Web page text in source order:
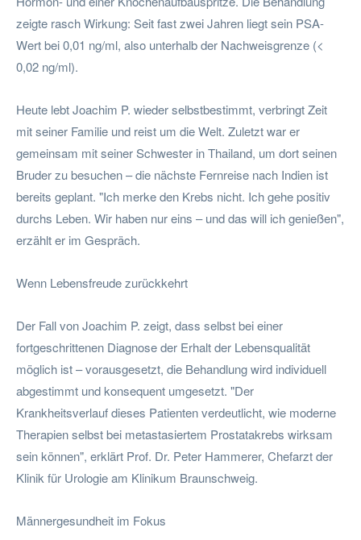
zeigte rasch Wirkung: Seit fast zwei Jahren liegt sein PSA-
Wert bei 0,01 ng/ml, also unterhalb der Nachweisgrenze (<
0,02 ng/ml).
Heute lebt Joachim P. wieder selbstbestimmt, verbringt Zeit
mit seiner Familie und reist um die Welt. Zuletzt war er
gemeinsam mit seiner Schwester in Thailand, um dort seinen
Bruder zu besuchen – die nächste Fernreise nach Indien ist
bereits geplant. "Ich merke den Krebs nicht. Ich gehe positiv
durchs Leben. Wir haben nur eins – und das will ich genießen",
erzählt er im Gespräch.
Wenn Lebensfreude zurückkehrt
Der Fall von Joachim P. zeigt, dass selbst bei einer
fortgeschrittenen Diagnose der Erhalt der Lebensqualität
möglich ist – vorausgesetzt, die Behandlung wird individuell
abgestimmt und konsequent umgesetzt. "Der
Krankheitsverlauf dieses Patienten verdeutlicht, wie moderne
Therapien selbst bei metastasiertem Prostatakrebs wirksam
sein können", erklärt Prof. Dr. Peter Hammerer, Chefarzt der
Klinik für Urologie am Klinikum Braunschweig.
Männergesundheit im Fokus